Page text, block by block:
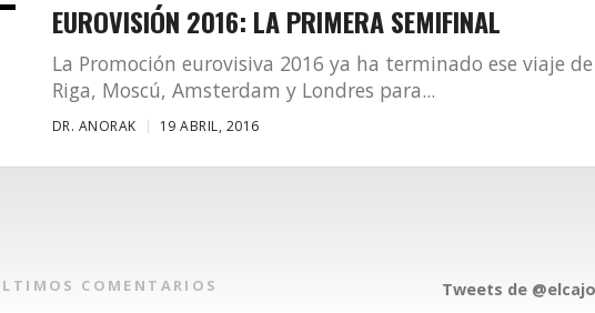
EUROVISIÓN 2016: LA PRIMERA SEMIFINAL
La Promoción eurovisiva 2016 ya ha terminado ese viaje
Riga, Moscú, Amsterdam y Londres para...
DR. ANORAK 19 ABRIL, 2016
COMENTARIOS Tweets de